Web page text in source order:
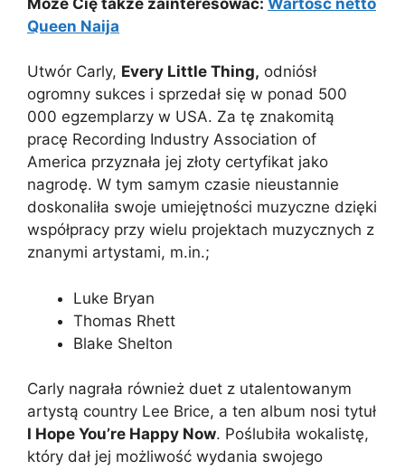
Queen Naija
Utwór Carly, Every Little Thing, odniósł
ogromny sukces i sprzedał się w ponad 500
000 egzemplarzy w USA. Za tę znakomitą
pracę Recording Industry Association of
America przyznała jej złoty certyfikat jako
nagrodę. W tym samym czasie nieustannie
doskonaliła swoje umiejętności muzyczne dzięki
współpracy przy wielu projektach muzycznych z
znanymi artystami, m.in.;
Luke Bryan
Thomas Rhett
Blake Shelton
Carly nagrała również duet z utalentowanym
artystą country Lee Brice, a ten album nosi tytuł
I Hope You’re Happy Now. Poślubiła wokalistę,
który dał jej możliwość wydania swojego